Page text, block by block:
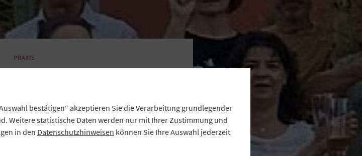
PRAXIS
Dank
wieder
bestätigen“ akzeptieren Sie die Verarbeitung grundlegender
Weitere statistische Daten werden nur mit Ihrer Zustimmung und
in den Datenschutzhinweisen können Sie Ihre Auswahl jederzeit